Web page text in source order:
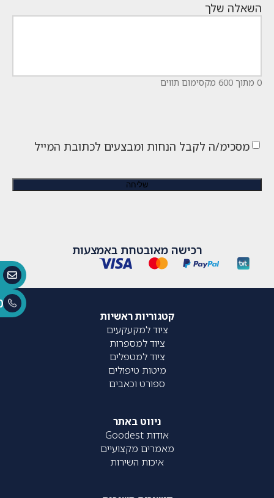
השאלה שלך
0 מתוך 600 מקסימום תווים
מסכימ/ה לקבל הנחות ומבצעים לכתובת המייל
רכישה מאובטחת באמצעות
קטגוריות ראשיות
ציוד למקעקעים
ציוד למספרות
ציוד למטפלים
מיטות טיפולים
ספורט וכאבים
ניווט באתר
אודות Goodest
מאמרים מקצועיים
איכות השירות